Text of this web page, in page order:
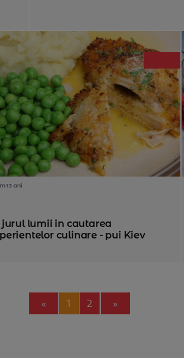
13 ani
lumii in cautarea
culinare - pui Kiev
« Previous
1 2 »